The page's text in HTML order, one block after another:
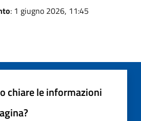
: 1 giugno 2026, 11:45
chiare le informazioni